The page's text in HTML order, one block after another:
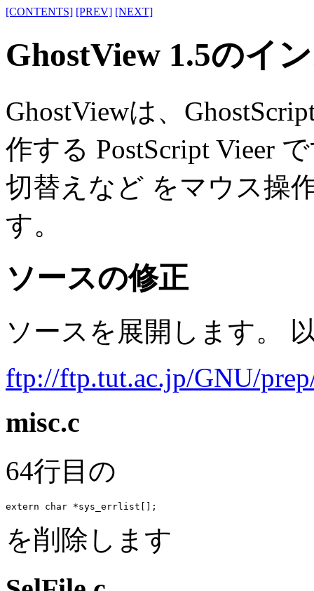
[CONTENTS] [PREV] [NEXT]
GhostView 1.5のイ
GhostViewは、
作する PostScript Vieer
切替えなど をマウス操
す。
ソースの修正
ソースを展開します。
ftp://ftp.tut.ac.jp/GNU/
misc.c
64行目の
を削除します